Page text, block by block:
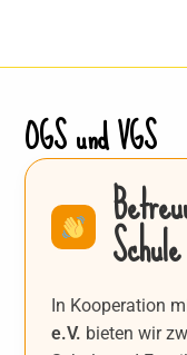
OGS und VGS
Schule
In Kooperation
e.V. bieten wir